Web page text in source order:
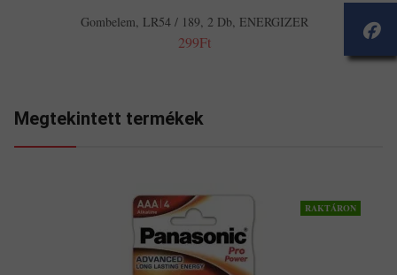
Gombelem, LR54 / 189, 2 Db, ENERGIZER
299Ft
Megtekintett termékek
RAKTÁRON